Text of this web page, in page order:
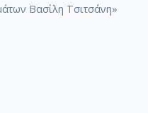
Βασίλη Τσιτσάνη»